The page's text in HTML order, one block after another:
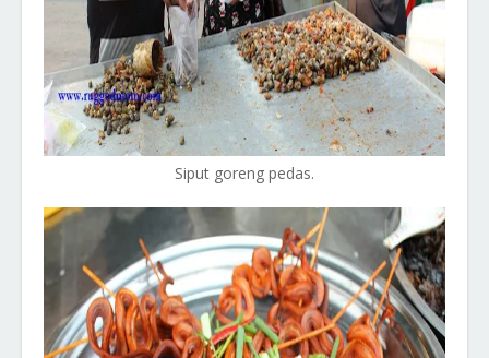
Siput goreng pedas.